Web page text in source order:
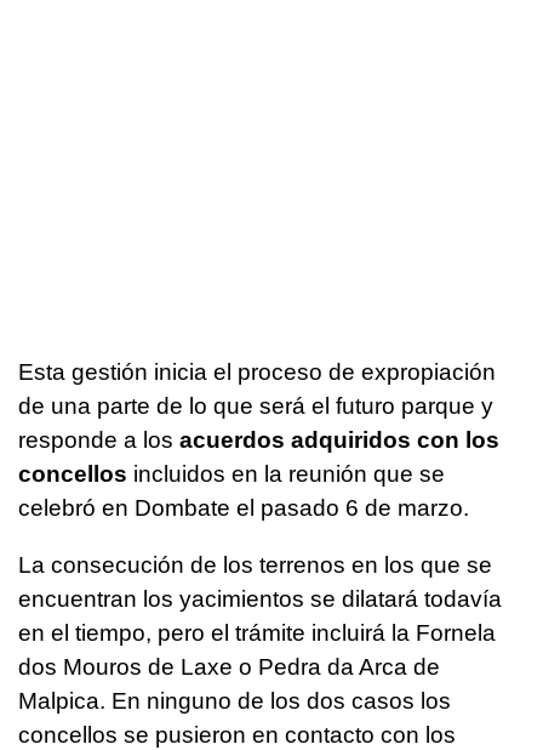
Esta gestión inicia el proceso de expropiación
de una parte de lo que será el futuro parque y
responde a los acuerdos adquiridos con los
concellos incluidos en la reunión que se
celebró en Dombate el pasado 6 de marzo.
La consecución de los terrenos en los que se
encuentran los yacimientos se dilatará todavía
en el tiempo, pero el trámite incluirá la Fornela
dos Mouros de Laxe o Pedra da Arca de
Malpica. En ninguno de los dos casos los
concellos se pusieron en contacto con los